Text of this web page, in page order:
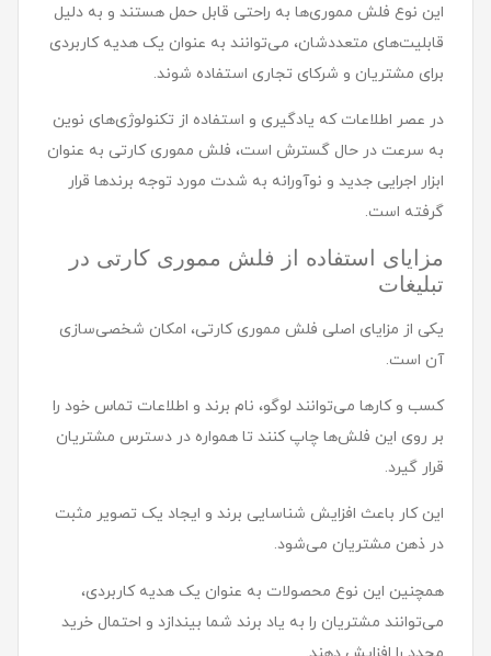
این نوع فلش مموری‌ها به راحتی قابل حمل هستند و به دلیل
قابلیت‌های متعددشان، می‌توانند به عنوان یک هدیه کاربردی
برای مشتریان و شرکای تجاری استفاده شوند.
در عصر اطلاعات که یادگیری و استفاده از تکنولوژی‌های نوین
به سرعت در حال گسترش است، فلش مموری کارتی به عنوان
ابزار اجرایی جدید و نوآورانه به شدت مورد توجه برندها قرار
گرفته است.
مزایای استفاده از فلش مموری کارتی در
تبلیغات
یکی از مزایای اصلی فلش مموری کارتی، امکان شخصی‌سازی
آن است.
کسب و کارها می‌توانند لوگو، نام برند و اطلاعات تماس خود را
بر روی این فلش‌ها چاپ کنند تا همواره در دسترس مشتریان
قرار گیرد.
این کار باعث افزایش شناسایی برند و ایجاد یک تصویر مثبت
در ذهن مشتریان می‌شود.
همچنین این نوع محصولات به عنوان یک هدیه کاربردی،
می‌توانند مشتریان را به یاد برند شما بیندازد و احتمال خرید